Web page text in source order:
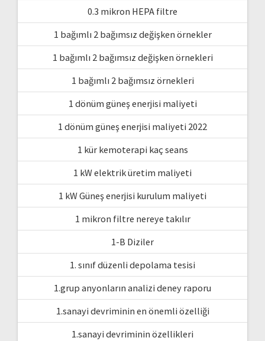
0.3 mikron HEPA filtre
1 bağımlı 2 bağımsız değişken örnekler
1 bağımlı 2 bağımsız değişken örnekleri
1 bağımlı 2 bağımsız örnekleri
1 dönüm güneş enerjisi maliyeti
1 dönüm güneş enerjisi maliyeti 2022
1 kür kemoterapi kaç seans
1 kW elektrik üretim maliyeti
1 kW Güneş enerjisi kurulum maliyeti
1 mikron filtre nereye takılır
1-B Diziler
1. sınıf düzenli depolama tesisi
1.grup anyonların analizi deney raporu
1.sanayi devriminin en önemli özelliği
1.sanayi devriminin özellikleri